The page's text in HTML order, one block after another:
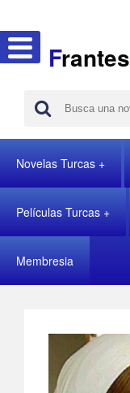
Frantes
Novelas Turcas
Películas Turcas
Membresia